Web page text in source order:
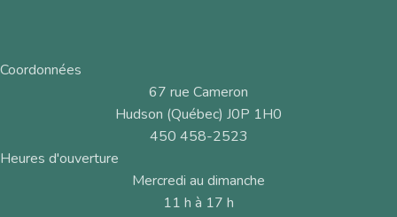
Coordonnées
67 rue Cameron
Hudson (Québec) J0P 1H0
450 458-2523
Heures d'ouverture
Mercredi au dimanche
11 h à 17 h